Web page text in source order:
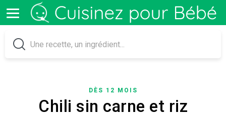
DÈS 12 MOIS
Chili sin carne et riz